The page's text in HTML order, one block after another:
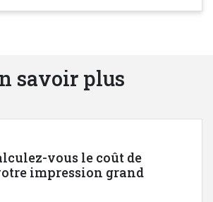
savoir plus
vous le coût de
impression grand